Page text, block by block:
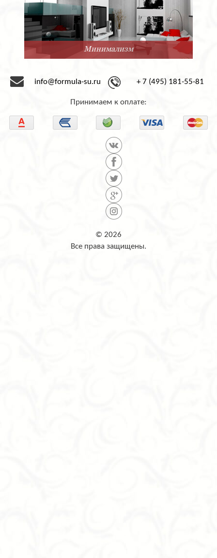
Минимализм
info@formula-su.ru + 7 (495) 181-55-81
Принимаем к оплате:
© 2026
Все права защищены.